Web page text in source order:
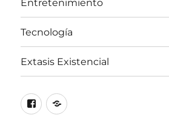
Entretenimiento
Tecnología
Extasis Existencial
Facebook
X